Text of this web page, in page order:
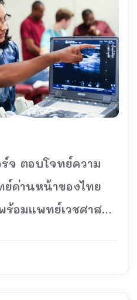
จ ตอบโจทย์ความ
ด่านหน้าของไทย
ร้อมแพทย์เวชศาสตร์